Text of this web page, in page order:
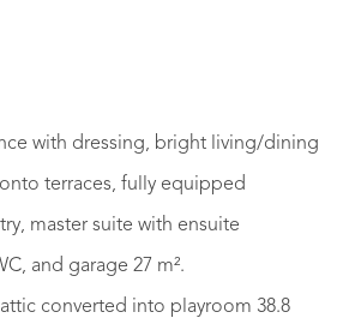
with dressing, bright living/dining
terraces, fully equipped
master suite with ensuite
and garage 27 m².
converted into playroom 38.8